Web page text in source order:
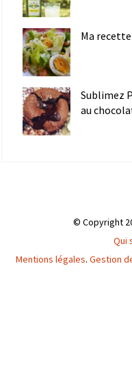
Ma
Sublimez
au
© Copyright
Qui
Mentions légales. Gestion